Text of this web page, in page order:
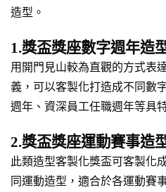
造型。
1.獎盃獎座數字週年造
用開門見山較為直觀的方式表
義，可以客製化打造成不同數
週年、資深員工任職週年等具
2.獎盃獎座運動賽事造
此類造型客製化獎盃可客製化
同運動造型，適合於各運動賽